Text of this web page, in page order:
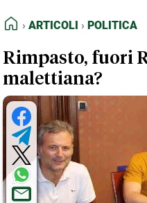
FEED RSS
NORMATIVE
TERMINI e
HOME
ARTICOLI POLITICA
Rimpasto, fuori
malettiana?